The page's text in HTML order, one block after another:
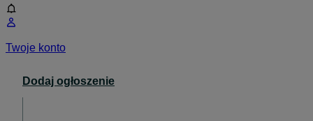
Twoje konto
Dodaj ogłoszenie